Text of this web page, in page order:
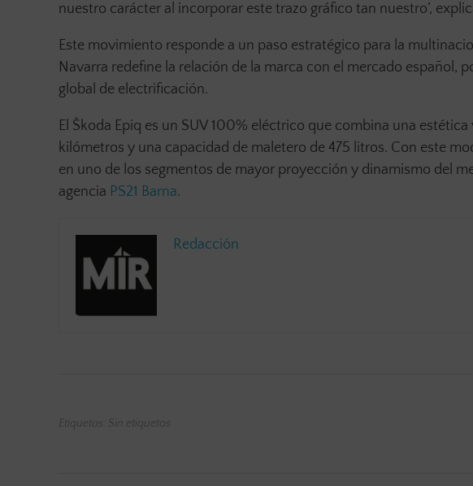
nuestro carácter al incorporar este trazo gráfico tan nuestro’,
Este movimiento responde a un paso estratégico para la
Navarra redefine la relación de la marca con el mercado español,
global de electrificación.
El Škoda Epiq es un SUV 100% eléctrico que combina una
kilómetros y una capacidad de maletero de 475 litros. Con este
en uno de los segmentos de mayor proyección y dinamismo del
agencia PS21 Barna.
Redacción
Etiquetas: Sin etiquetas